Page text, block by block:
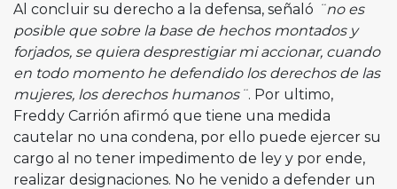
Al concluir su derecho a la defensa, señaló ¨no es
posible que sobre la base de hechos montados y
forjados, se quiera desprestigiar mi accionar, cuando
en todo momento he defendido los derechos de las
mujeres, los derechos humanos¨. Por ultimo,
Freddy Carrión afirmó que tiene una medida
cautelar no una condena, por ello puede ejercer su
cargo al no tener impedimento de ley y por ende,
realizar designaciones. No he venido a defender un